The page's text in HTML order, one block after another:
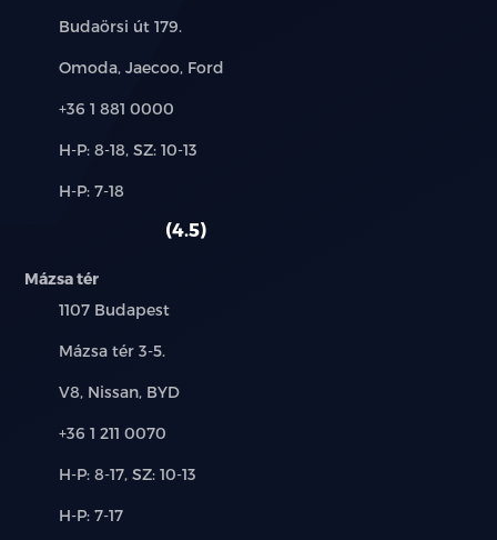
Intelligens kanyarsebesség-szabályozás (CSA)
fékezés (RCTB)
Intelligens távolsági fényszóró vezérlés (IHC)
Automatikus vészfékezés funkció
Forgalmi torlódás asszisztens (TJA)
rendszer (SCF, SLIF)
Vészhelyzeti sávtartó asszisztens (ELK)
Cím:
Budaörsi út 179.
Márkák:
Omoda, Jaecoo, Ford
Telefon:
+36 1 881 0000
Új-
használt
H-P: 8-18, SZ: 10-13
Alkatrész,
H-P: 7-18
4.5
Mázsa tér
Település:
1107 Budapest
Cím:
Mázsa tér 3-5.
Márkák:
V8, Nissan, BYD
Telefon:
+36 1 211 0070
Új-
használt
H-P: 8-17, SZ: 10-13
Alkatrész,
H-P: 7-17